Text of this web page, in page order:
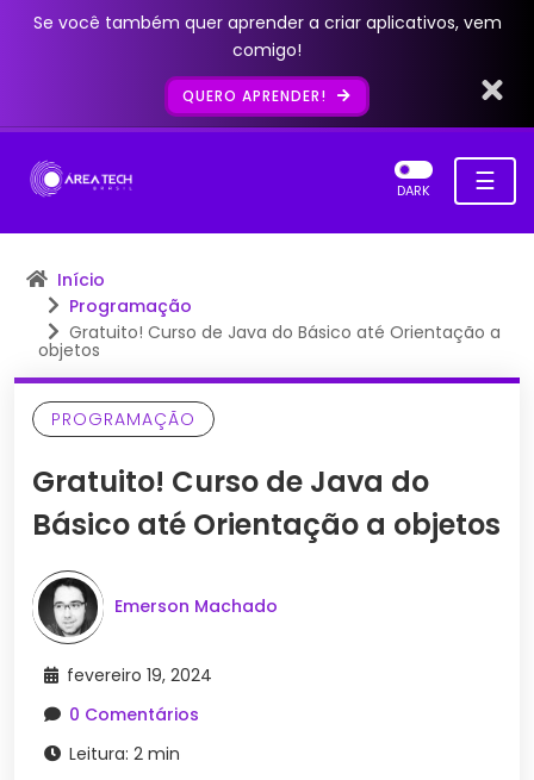
Se você também quer aprender a criar aplicativos, vem
comigo!
QUERO APRENDER!
☰
DARK
Início
Programação
Gratuito! Curso de Java do Básico até Orientação a
objetos
PROGRAMAÇÃO
Gratuito! Curso de Java do
Básico até Orientação a objetos
Emerson Machado
fevereiro 19, 2024
0 Comentários
Leitura: 2 min